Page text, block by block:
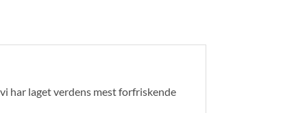
har laget verdens mest forfriskende